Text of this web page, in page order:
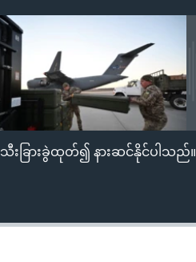
သီးခြားခွဲထုတ်၍ နားဆင်နိုင်ပါသည်။